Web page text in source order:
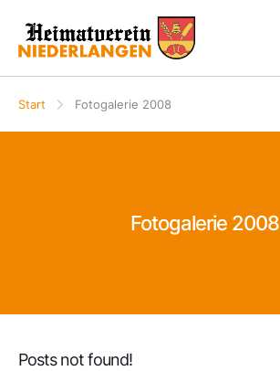
Start Fotogalerie 2008
Fotogalerie 2008
Posts not found!